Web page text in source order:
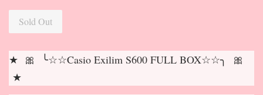
Sold Out
★ 🎀 ╰☆☆Casio Exilim S600 FULL BOX☆☆╮ 🎀
★